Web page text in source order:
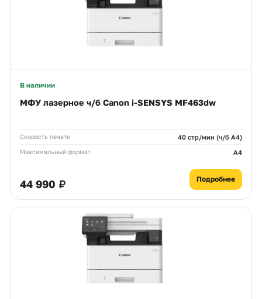
В наличии
МФУ лазерное ч/б Canon i-SENSYS MF463dw
Скорость печати 40 стр/мин (ч/б А4)
Максимальный формат A4
44 990 ₽ Подробнее